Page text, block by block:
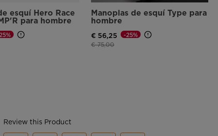
esquí Hero Race
para hombre
de
Manoplas de esquí Type para
hombre
€ 56,25
Precio reducido de
€ 75,00a
-25%